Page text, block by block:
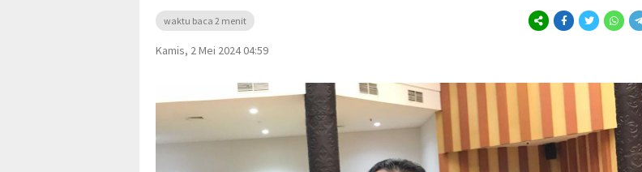
waktu baca 2 menit
Kamis, 2 Mei 2024 04:59